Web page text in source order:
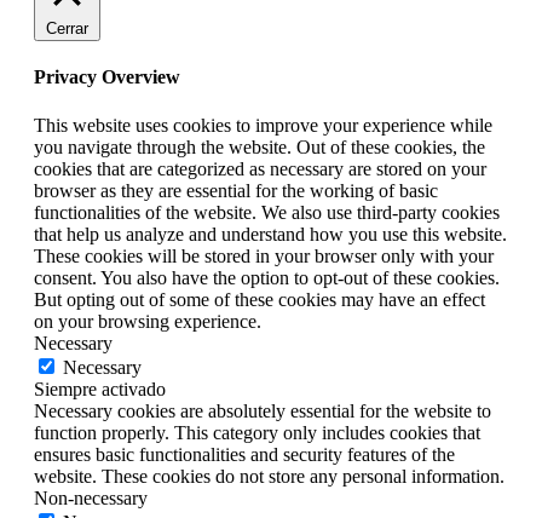
Cerrar
Privacy Overview
This website uses cookies to improve your experience while
you navigate through the website. Out of these cookies, the
cookies that are categorized as necessary are stored on your
browser as they are essential for the working of basic
functionalities of the website. We also use third-party cookies
that help us analyze and understand how you use this website.
These cookies will be stored in your browser only with your
consent. You also have the option to opt-out of these cookies.
But opting out of some of these cookies may have an effect
on your browsing experience.
Necessary
Necessary
Siempre activado
Necessary cookies are absolutely essential for the website to
function properly. This category only includes cookies that
ensures basic functionalities and security features of the
website. These cookies do not store any personal information.
Non-necessary